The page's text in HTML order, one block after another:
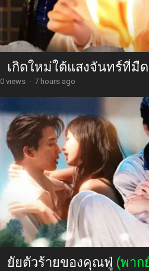
เกิดใหม่ใต้แสงจันทร์ที่มื
0 views · 7 hours ago
ยัยตัวร้ายของคุณฟู่ (พาก